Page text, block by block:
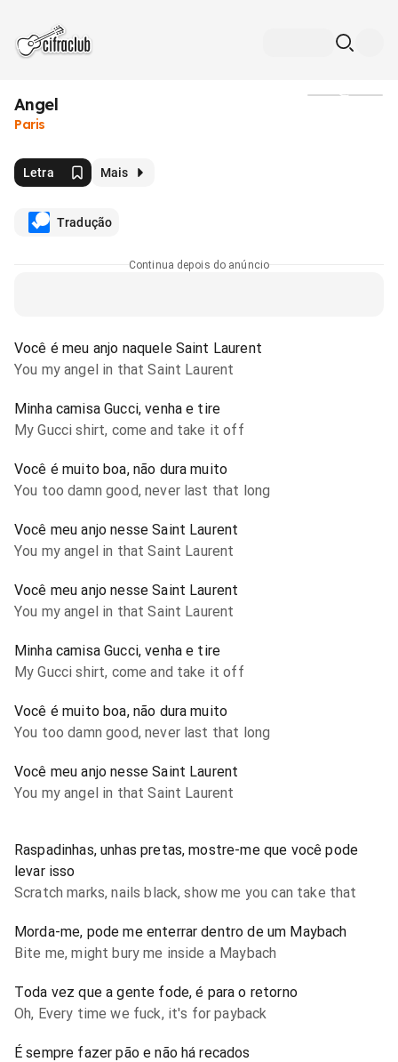
Angel
Paris
Letra Mais
Tradução
Continua depois do anúncio
Você é meu anjo naquele Saint Laurent
You my angel in that Saint Laurent
Minha camisa Gucci, venha e tire
My Gucci shirt, come and take it off
Você é muito boa, não dura muito
You too damn good, never last that long
Você meu anjo nesse Saint Laurent
You my angel in that Saint Laurent
Você meu anjo nesse Saint Laurent
You my angel in that Saint Laurent
Minha camisa Gucci, venha e tire
My Gucci shirt, come and take it off
Você é muito boa, não dura muito
You too damn good, never last that long
Você meu anjo nesse Saint Laurent
You my angel in that Saint Laurent
Raspadinhas, unhas pretas, mostre-me que você pode
levar isso
Scratch marks, nails black, show me you can take that
Morda-me, pode me enterrar dentro de um Maybach
Bite me, might bury me inside a Maybach
Toda vez que a gente fode, é para o retorno
Oh, Every time we fuck, it's for payback
É sempre fazer pão e não há recados